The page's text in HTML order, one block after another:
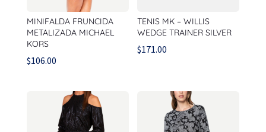
MINIFALDA FRUNCIDA
METALIZADA MICHAEL
KORS
$106.00
TENIS MK – WILLIS
WEDGE TRAINER SILVER
$171.00